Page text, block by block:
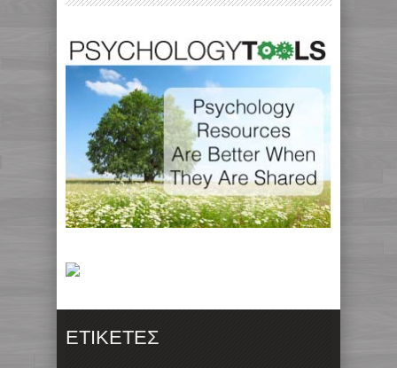
ΕΤΙΚΈΤΕΣ